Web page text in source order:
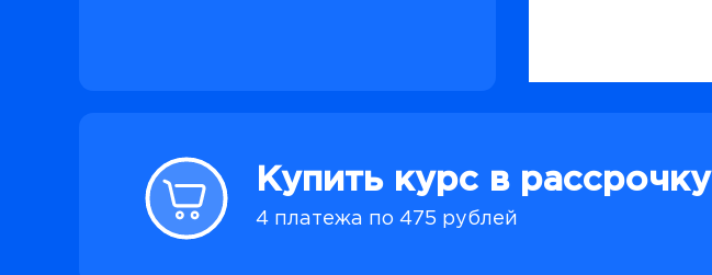
Купить курс в рассрочку
4 платежа по 475 рублей